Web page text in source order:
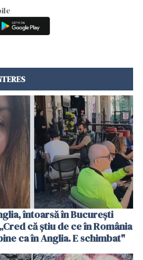
întoarsă în București
că știu de ce în România
ca în Anglia. E schimbat"